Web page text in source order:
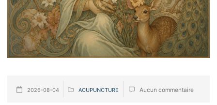
2026-08-04 ACUPUNCTURE Aucun commentaire